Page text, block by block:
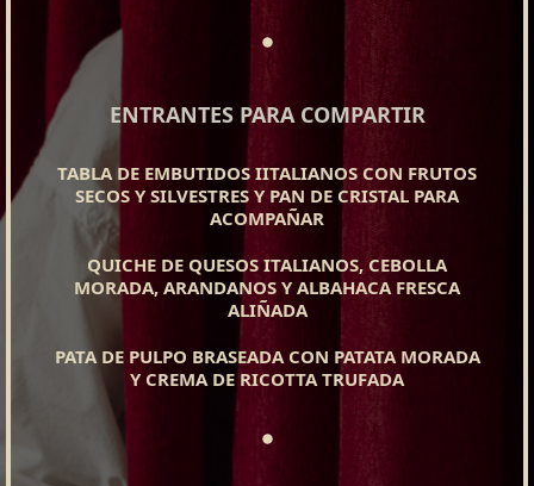
ENTRANTES PARA COMPARTIR
TABLA DE EMBUTIDOS IITALIANOS CON FRUTOS
SECOS Y SILVESTRES Y PAN DE CRISTAL PARA
ACOMPAÑAR
QUICHE DE QUESOS ITALIANOS, CEBOLLA
MORADA, ARANDANOS Y ALBAHACA FRESCA
ALIÑADA
PATA DE PULPO BRASEADA CON PATATA MORADA
Y CREMA DE RICOTTA TRUFADA